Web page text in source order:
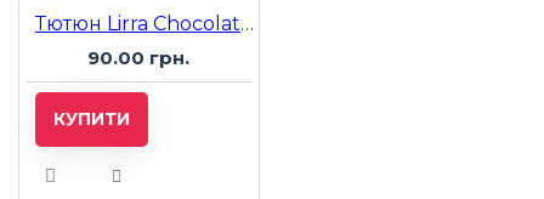
Тютюн Lirra Chocolate Mint (Шоколад з М'ятою) 50 гр
90.00 грн.
КУПИТИ